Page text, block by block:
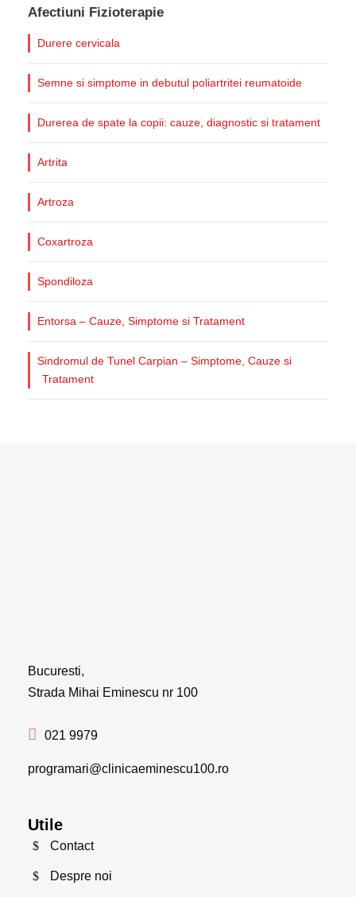
Afectiuni Fizioterapie
Durere cervicala
Semne si simptome in debutul poliartritei reumatoide
Durerea de spate la copii: cauze, diagnostic si tratament
Artrita
Artroza
Coxartroza
Spondiloza
Entorsa – Cauze, Simptome si Tratament
Sindromul de Tunel Carpian – Simptome, Cauze si
Tratament
Bucuresti,
Strada Mihai Eminescu nr 100
021 9979
programari@clinicaeminescu100.ro
Utile
Contact
Despre noi